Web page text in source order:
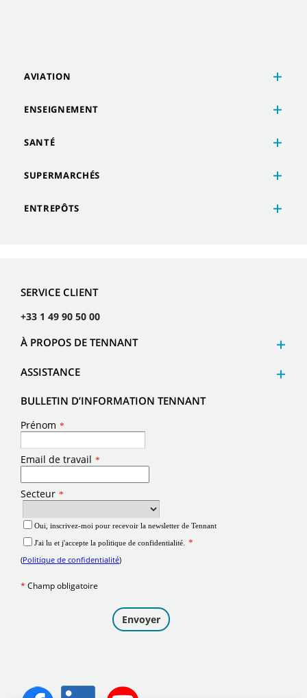
AVIATION
ENSEIGNEMENT
SANTÉ
SUPERMARCHÉS
ENTREPÔTS
SERVICE CLIENT
+33 1 49 90 50 00
À PROPOS DE TENNANT
ASSISTANCE
BULLETIN D’INFORMATION TENNANT